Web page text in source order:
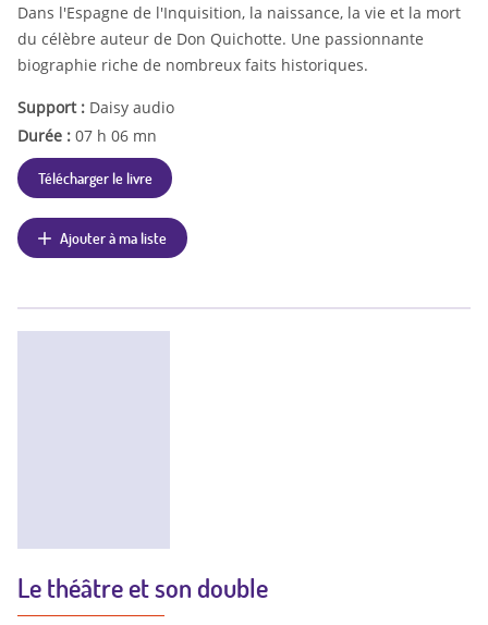
Dans l'Espagne de l'Inquisition, la naissance, la vie et la mort
du célèbre auteur de Don Quichotte. Une passionnante
biographie riche de nombreux faits historiques.
Support : Daisy audio
Durée : 07 h 06 mn
Télécharger le livre
Ajouter à ma liste
Le théâtre et son double